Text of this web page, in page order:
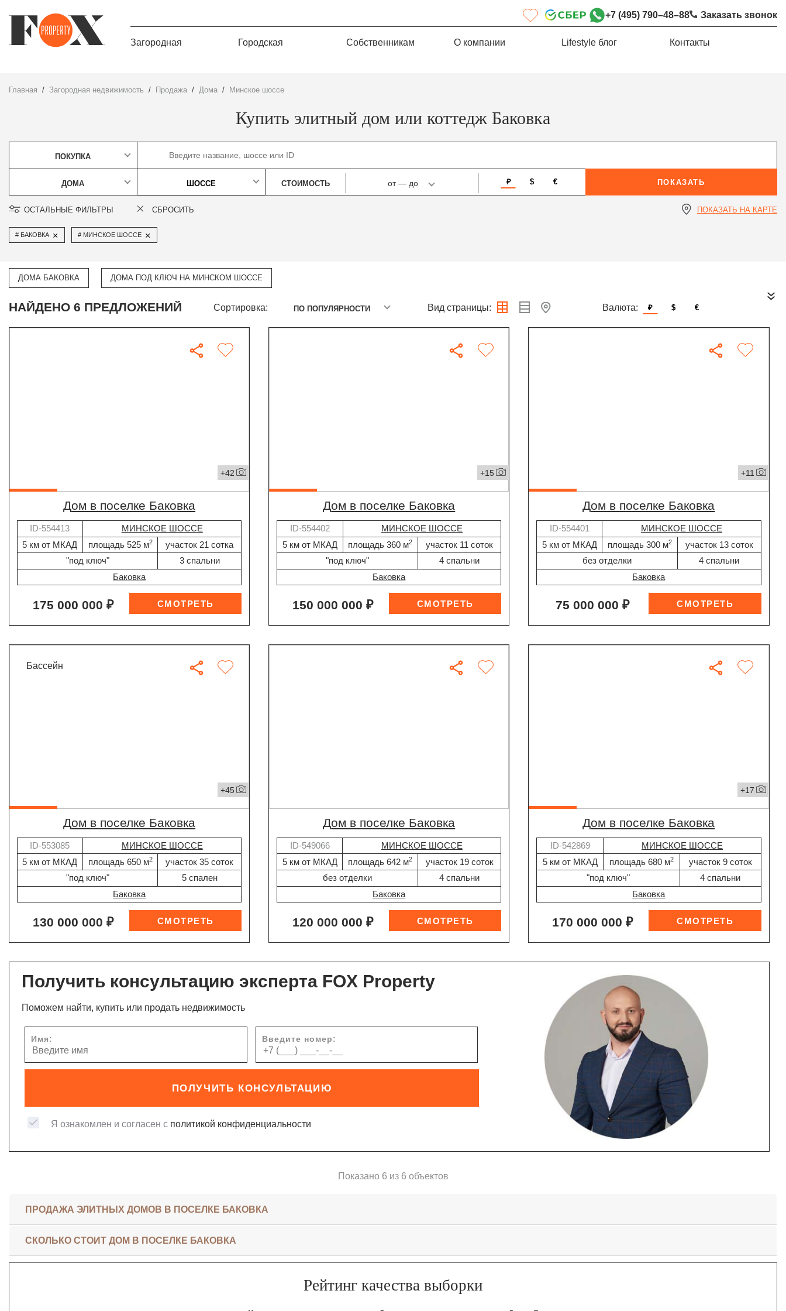
+7 (495) 790–48–88 Заказать звонок
Загородная Городская Собственникам О компании Lifestyle блог Контакты
Главная Загородная недвижимость Продажа дома Минское шоссе
Купить элитный дом или коттедж Баковка
ПОКУПКА
ДОМА ШОССЕ СТОИМОСТЬ от—до ₽ $ € ПОКАЗАТЬ
ОСТАЛЬНЫЕ ФИЛЬТРЫ СБРОСИТЬ ПОКАЗАТЬ НА КАРТЕ
БАКОВКА × МИНСКОЕ ШОССЕ ×
ДОМА БАКОВКА ДОМА ПОД КЛЮЧ НА МИНСКОМ ШОССЕ
НАЙДЕНО 6 ПРЕДЛОЖЕНИЙ Сортировка: ПО ПОПУЛЯРНОСТИ Вид страницы: Валюта: ₽ $ €
+42
дом в поселке Баковка
ID-554413
МИНСКОЕ ШОССЕ
5 км от МКАД
площадь 525 м2
участок 21 сотка
"под ключ"
3 спальни
Баковка
175 000 000 ₽
+15
дом в поселке Баковка
ID-554402
МИНСКОЕ ШОССЕ
5 км от МКАД
площадь 360 м2
участок 11 соток
"под ключ"
4 спальни
Баковка
150 000 000 ₽
+11
дом в поселке Баковка
ID-554401
МИНСКОЕ ШОССЕ
5 км от МКАД
площадь 300 м2
участок 13 соток
без отделки
4 спальни
Баковка
75 000 000 ₽
бассейн
+45
дом в поселке Баковка
ID-553085
МИНСКОЕ ШОССЕ
5 км от МКАД
площадь 650 м2
участок 35 соток
"под ключ"
5 спален
Баковка
130 000 000 ₽
дом в поселке Баковка
ID-549066
МИНСКОЕ ШОССЕ
5 км от МКАД
площадь 642 м2
участок 19 соток
без отделки
4 спальни
Баковка
120 000 000 ₽
+17
дом в поселке Баковка
ID-542869
МИНСКОЕ ШОССЕ
5 км от МКАД
площадь 680 м2
участок 9 соток
"под ключ"
4 спальни
Баковка
170 000 000 ₽
Получить консультацию эксперта FOX Property
Поможем найти, купить или продать недвижимость
Имя: Введите номер:
ПОЛУЧИТЬ КОНСУЛЬТАЦИЮ
Я ознакомлен и согласен с политикой конфиденциальности
Показано 6 из 6 объектов
ПРОДАЖА ЭЛИТНЫХ ДОМОВ В ПОСЕЛКЕ БАКОВКА
СКОЛЬКО СТОИТ ДОМ В ПОСЕЛКЕ БАКОВКА
Рейтинг качества выборки